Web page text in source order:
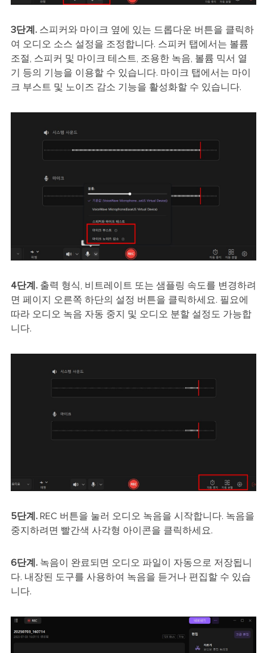
3단계. 스피커와 마이크 옆에 있는 드롭다운 버튼을 클릭하
여 오디오 소스 설정을 조정합니다. 스피커 탭에서는 볼륨
조절, 스피커 및 마이크 테스트, 조용한 녹음, 볼륨 믹서 열
기 등의 기능을 이용할 수 있습니다. 마이크 탭에서는 마이
크 부스트 및 노이즈 감소 기능을 활성화할 수 있습니다.
4단계.출력 형식, 비트레이트 또는 샘플링 속도를 변경하려
면 페이지 오른쪽 하단의 설정 버튼을 클릭하세요. 필요에
따라 오디오 녹음 자동 중지 및 오디오 분할 설정도 가능합
니다.
5단계. REC 버튼을 눌러 오디오 녹음을 시작합니다. 녹음을
중지하려면 빨간색 사각형 아이콘을 클릭하세요.
6단계. 녹음이 완료되면 오디오 파일이 자동으로 저장됩니
다. 내장된 도구를 사용하여 녹음을 듣거나 편집할 수 있습
니다.